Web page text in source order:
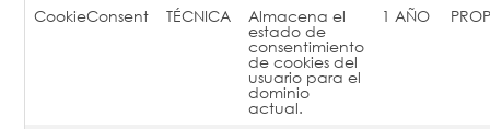
CookieConsent TÉCNICA Almacena el
estado de
consentimiento
de cookies del
usuario para el
dominio
actual.
1 AÑO